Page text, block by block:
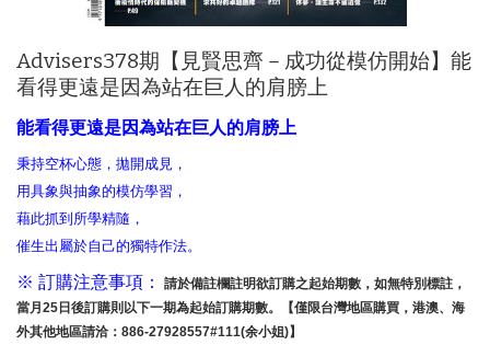
Advisers378期【見賢思齊－成功從模仿開始】能
看得更遠是因為站在巨人的肩膀上
能看得更遠是因為站在巨人的肩膀上
秉持空杯心態，拋開成見，
用具象與抽象的模仿學習，
藉此抓到所學精隨，
催生出屬於自己的獨特作法。
※ 訂購注意事項：
請於備註欄註明欲訂購之起始期數，如無特別標註，
當月25日後訂購則以下一期為起始訂購期數。【僅限台灣地區購買，港澳、海
外其他地區請洽：886-27928557#111(余小姐)】